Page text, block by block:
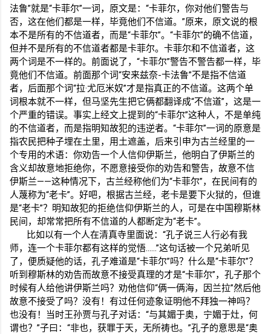
法鲁”就是“卡菲尔”一词，原文是：“卡菲尔，你对他们警告与
否，这在他们都是一样，毕竟他们不信道。”原来，原文说的根
本不是所有的不信道者，而是“卡菲尔”。“卡菲尔”的确不信道，
但并不是所有的不信道者都是卡菲尔。卡菲尔和不信道者，这
两个词是不一样的。前面说了，“卡菲尔”警告不警告都一样，毕
竟他们不信道。前面那个词“安来兹奈-卡法鲁”不是指不信道
者，后面那个词“拉·尤厄米奴”才是指真正的不信道。这两个单
词根本就不一样，但马坚先生把它俩都翻译成“不信道”，这是一
个严重的错误。事实上经文上提到的“卡菲尔”这种人，不是单纯
的不信道者，而是指明知故犯的违逆者。“卡菲尔”一词的原意是
指农民把种子埋在土里，用土遮盖，后来引申为古兰经里的一
个专用的术语：你劝告一个人信仰伊斯兰，他明白了伊斯兰的
含义却故意地拒绝你，不愿意接受你的劝告和警告，故意不信
伊斯兰——这种情况下，古兰经称他们为“卡菲尔”，在民间有的
人蔑称为“老卡”。好吧，根据古兰经，老卡是要下火狱的，但谁
是“老卡”？明知故犯的拒绝信仰伊斯兰的人，可是在中国穆斯林
民间，却常常把所有不信道的人都断定为“老卡”。
比如以有一个人在清真寺里面说：“孔子说三人行必有我
师，连一个卡菲尔都有这样的觉悟……”这句话被一个兄弟听见
了，便质疑他的话，孔子难道是“卡菲尔”吗？什么是“卡菲尔”？
听到穆斯林的劝告而故意不接受真理的才是“卡菲尔”，孔子那个
时候有人给他讲伊斯兰吗？劝他信仰“俩一俩海，因兰拉”然后他
故意不接受了吗？没有！有过任何迹象证明他不拜独一神吗？
也没有！当时王孙贾与孔子对话：“与其媚于奥，宁媚于灶，何
谓也？”子曰：“非也，获罪于天，无所祷也。”孔子的意思是“奥